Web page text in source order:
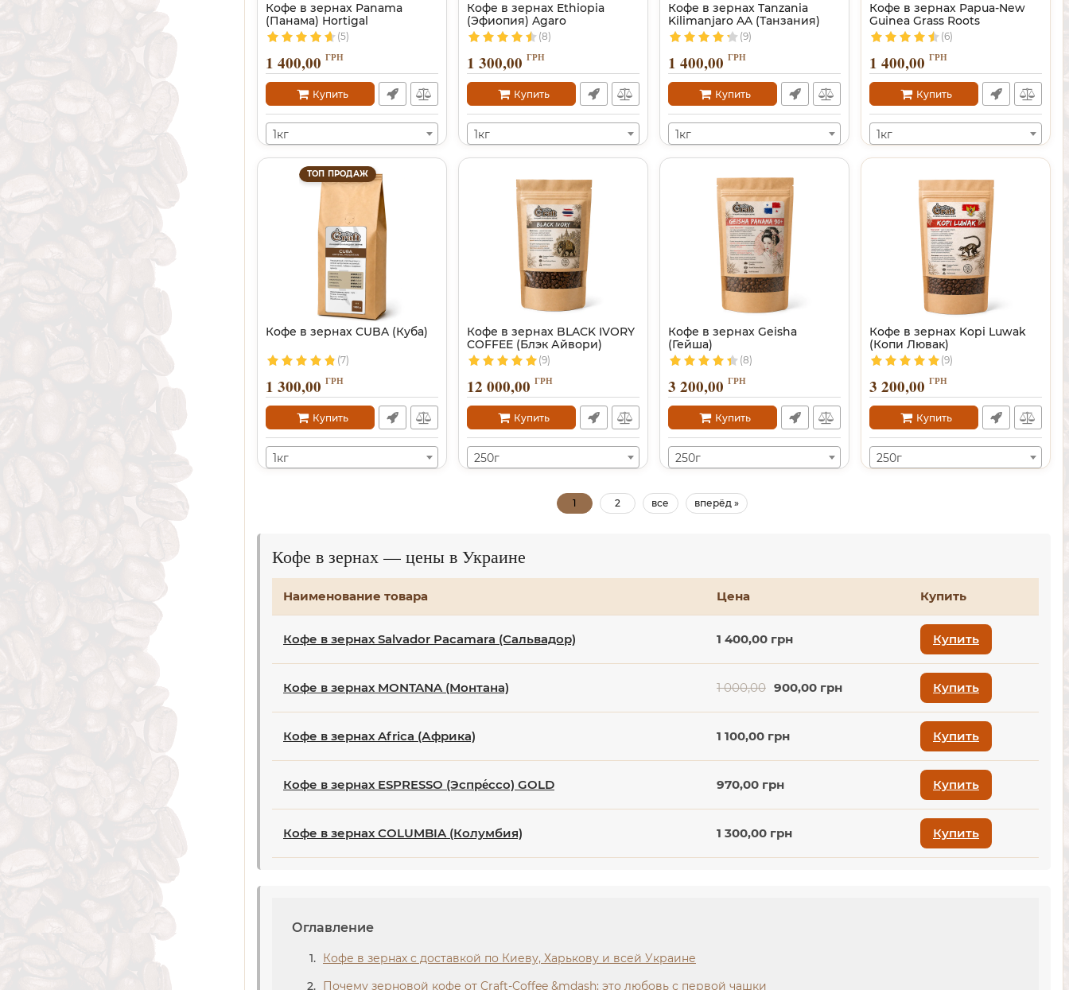
Кофе в зернах Panama
(Панама) Hortigal
(5)
1 400,00 ГРН
Купить
1кг
Кофе в зернах Ethiopia
(Эфиопия) Agaro
(8)
1 300,00 ГРН
Купить
1кг
Кофе в зернах Tanzania
Kilimanjaro AA (Танзания)
(9)
1 400,00 ГРН
Купить
1кг
Кофе в зернах Papua-New
Guinea Grass Roots
(6)
1 400,00 ГРН
Купить
1кг
ТОП ПРОДАЖ
Кофе в зернах CUBA (Куба)
(7)
1 300,00 ГРН
Купить
1кг
Кофе в зернах BLACK IVORY
COFFEE (Блэк Айвори)
(9)
12 000,00 ГРН
Купить
250г
Кофе в зернах Geisha
(Гейша)
(8)
3 200,00 ГРН
Купить
250г
Кофе в зернах Kopi Luwak
(Копи Лювак)
(9)
3 200,00 ГРН
Купить
250г
1 2 все вперёд »
Кофе в зернах — цены в Украине
Наименование товара Цена Купить
Кофе в зернах Salvador Pacamara (Сальвадор) 1 400,00 грн Купить
Кофе в зернах MONTANA (Монтана) 1 000,00 900,00 грн Купить
Кофе в зернах Africa (Африка) 1 100,00 грн Купить
Кофе в зернах ESPRESSO (Эспре́ссо) GOLD 970,00 грн Купить
Кофе в зернах COLUMBIA (Колумбия) 1 300,00 грн Купить
Оглавление
Кофе в зернах с доставкой по Киеву, Харькову и всей Украине
Почему зерновой кофе от Craft-Coffee &mdash; это любовь с первой чашки